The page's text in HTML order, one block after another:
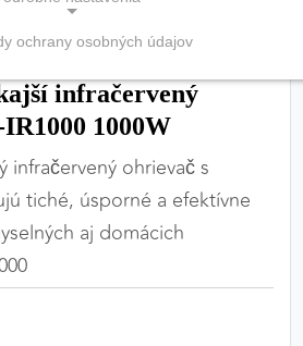
infračervený
1000W
infračervený ohrievač s
tiché, úsporné a efektívne
aj domácich
vypnúť)
na správne fungovanie
bez nich by nebolo možné
funkčnosť.
COOKIES
ochrany osobných údajov